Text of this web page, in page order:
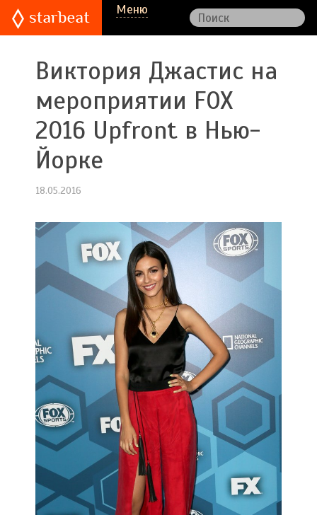
Меню
Виктория Джастис на
мероприятии FOX
2016 Upfront в Нью-
Йорке
18.05.2016